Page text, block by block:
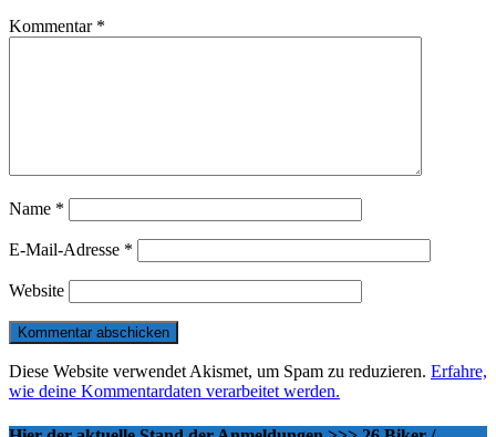
Kommentar *
Name *
E-Mail-Adresse *
Website
Diese Website verwendet Akismet, um Spam zu reduzieren. Erfahre,
wie deine Kommentardaten verarbeitet werden.